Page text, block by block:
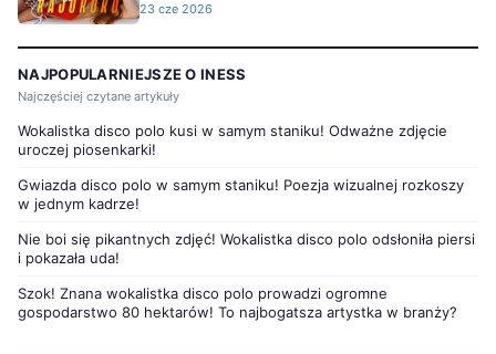
23 cze 2026
NAJPOPULARNIEJSZE O INESS
Najczęściej czytane artykuły
Wokalistka disco polo kusi w samym staniku! Odważne zdjęcie
uroczej piosenkarki!
Gwiazda disco polo w samym staniku! Poezja wizualnej rozkoszy
w jednym kadrze!
Nie boi się pikantnych zdjęć! Wokalistka disco polo odsłoniła piersi
i pokazała uda!
Szok! Znana wokalistka disco polo prowadzi ogromne
gospodarstwo 80 hektarów! To najbogatsza artystka w branży?